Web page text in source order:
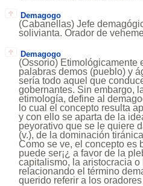
Demagogo
(Cabanellas) Jefe
solivianta. Orador de
Demagogo
(Ossorio) Etimológicamente
palabras demos (pueblo) y
sería todo aquel que
gobernantes. Sin embargo,
etimología, define al
lo cual el concepto resulta
y con ello se aparta de la
peyorativo que se le quiere
(v.), de la dominación
Como se ve, el concepto es
puede ser¡¿ a favor de la
capitalismo, la aristocracia
relacionando el término
querido referir a los